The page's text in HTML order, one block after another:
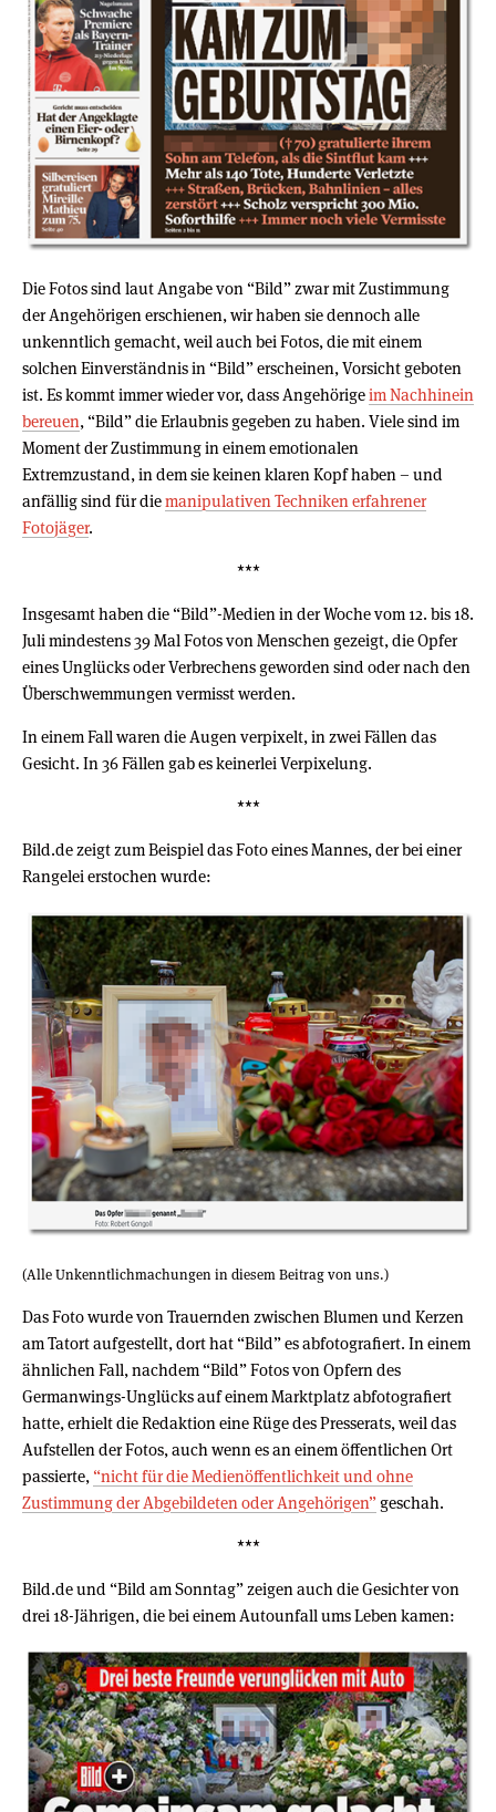
Die Fotos sind laut Angabe von “Bild” zwar mit Zustimmung
der Angehörigen erschienen, wir haben sie dennoch alle
unkenntlich gemacht, weil auch bei Fotos, die mit einem
solchen Einverständnis in “Bild” erscheinen, Vorsicht geboten
ist. Es kommt immer wieder vor, dass Angehörigeim Nachhinein
bereuen, “Bild” die Erlaubnis gegeben zu haben. Viele sind im
Moment der Zustimmung in einem emotionalen
Extremzustand, in dem sie keinen klaren Kopf haben – und
anfällig sind für diemanipulativen Techniken erfahrener
Fotojäger.
***
Insgesamt haben die “Bild”-Medien in der Woche vom 12. bis 18.
Juli mindestens 39 Mal Fotos von Menschen gezeigt, die Opfer
eines Unglücks oder Verbrechens geworden sind oder nach den
Überschwemmungen vermisst werden.
In einem Fall waren die Augen verpixelt, in zwei Fällen das
Gesicht. In 36 Fällen gab es keinerlei Verpixelung.
***
Bild.de zeigt zum Beispiel das Foto eines Mannes, der bei einer
Rangelei erstochen wurde:
(Alle Unkenntlichmachungen in diesem Beitrag von uns.)
Das Foto wurde von Trauernden zwischen Blumen und Kerzen
am Tatort aufgestellt, dort hat “Bild” es abfotografiert. In einem
ähnlichen Fall, nachdem “Bild” Fotos von Opfern des
Germanwings-Unglücks auf einem Marktplatz abfotografiert
hatte, erhielt die Redaktion eine Rüge des Presserats, weil das
Aufstellen der Fotos, auch wenn es an einem öffentlichen Ort
passierte, “nicht für die Medienöffentlichkeit und ohne
Zustimmung der Abgebildeten oder Angehörigen”geschah.
***
Bild.de und “Bild am Sonntag” zeigen auch die Gesichter von
drei 18-Jährigen, die bei einem Autounfall ums Leben kamen: